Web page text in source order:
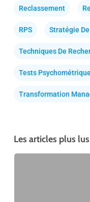
Reclassement
RPS Stratégie
Techniques De
Tests
Transformation
Les articles plus lus